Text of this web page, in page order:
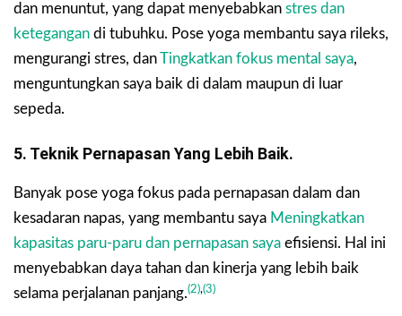
dan menuntut, yang dapat menyebabkan stres dan
ketegangan di tubuhku. Pose yoga membantu saya rileks,
mengurangi stres, danTingkatkan fokus mental saya,
menguntungkan saya baik di dalam maupun di luar
sepeda.
5. Teknik Pernapasan Yang Lebih Baik.
Banyak pose yoga fokus pada pernapasan dalam dan
kesadaran napas, yang membantu saya Meningkatkan
kapasitas paru-paru dan pernapasan saya efisiensi. Hal ini
menyebabkan daya tahan dan kinerja yang lebih baik
selama perjalanan panjang.(2),(3)